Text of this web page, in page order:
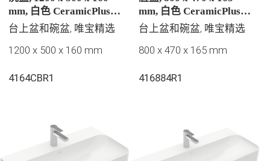
mm, 白色 CeramicPlus |
易洁釉面, 有隐藏式溢水
台上盆和碗盆, 唯宝精选
1200 x 500 x 160 mm
4164CBR1
mm, 白色 CeramicPlus |
易洁釉面, 有隐藏式溢水
台上盆和碗盆, 唯宝精选
800 x 470 x 165 mm
416884R1